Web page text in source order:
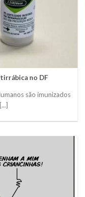
no DF
são imunizados